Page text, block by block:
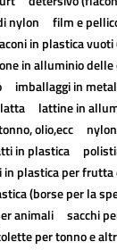
nylon
film e
in plastica
in alluminio delle
imballaggi in
latta lattine in
olio,ecc nylon
in plastica
in plastica per frutta
(borse per la
animali
sacchi
per tonno e